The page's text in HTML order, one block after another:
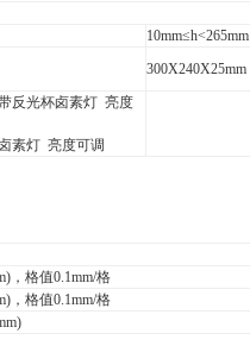
10mm≤h<265mm
300X240X25mm
反光杯卤素灯 亮度
素灯 亮度可调
，格值0.1mm/格
，格值0.1mm/格